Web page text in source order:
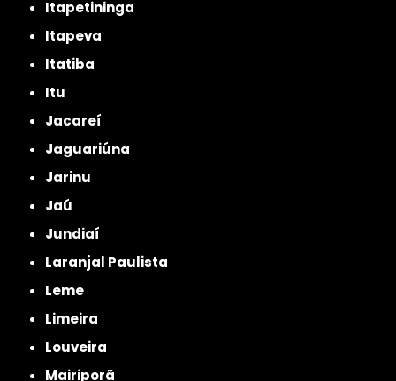
Itapetininga
Itapeva
Itatiba
Itu
Jacareí
Jaguariúna
Jarinu
Jaú
Jundiaí
Laranjal Paulista
Leme
Limeira
Louveira
Mairiporã